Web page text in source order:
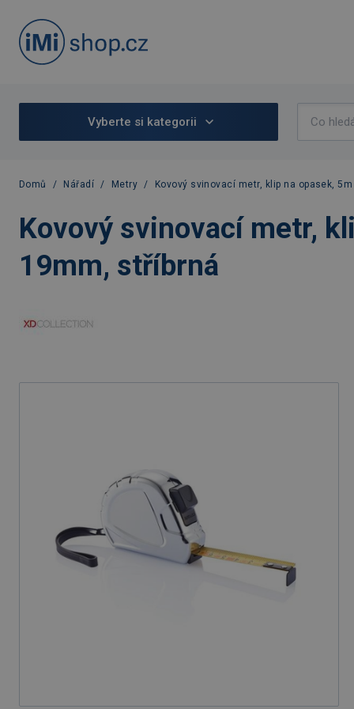
Vyberte si kategorii
Domů / Nářadí / Metry / Kovový svinovací metr, klip na opasek,
Kovový svinovací metr,
19mm, stříbrná